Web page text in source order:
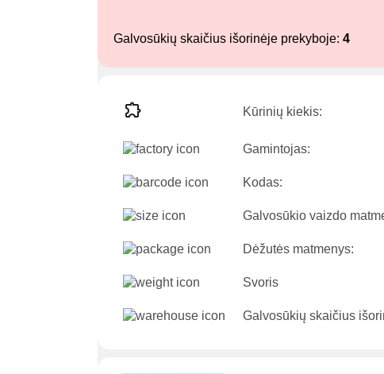
Galvosūkių skaičius išorinėje prekyboje: 4
Kūrinių kiekis:
Gamintojas:
Kodas:
Galvosūkio vaizdo
Dėžutės matmenys:
Svoris
Galvosūkių skaičius